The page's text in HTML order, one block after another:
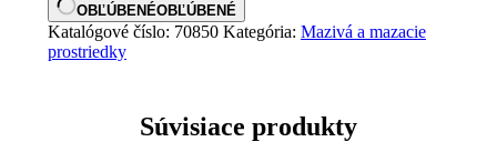
OBĽÚBENÉOBĽÚBENÉ
Katalógové číslo: 70850 Kategória: Mazivá a mazacie
prostriedky
Súvisiace produkty